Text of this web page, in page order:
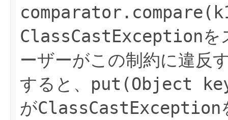
ClassCastExceptionを
ーザーがこの制約に違反
すると、 put(Object
がClassCastException